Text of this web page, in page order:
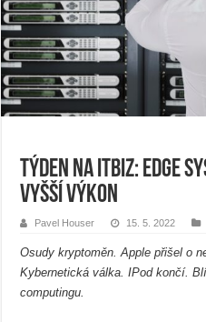
Týden na ITBiz: Edge
vyšší výkon
Pavel Houser 15. 5. 2022
Osudy kryptoměn. Apple přišel o
Kybernetická válka. IPod končí.
computingu.